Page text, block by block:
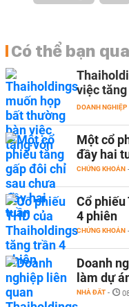
Có thể bạn
việc
DOANH NGHIỆP
Một cổ
đầy hai
CHỨNG KHOÁN -
Cổ
4 phiên
CHỨNG KHOÁN -
Doanh
làm dự
NHÀ ĐẤT -